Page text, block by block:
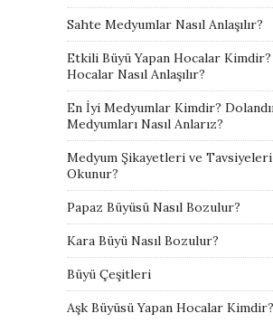
Sahte Medyumlar Nasıl Anlaşılır?
Etkili Büyü Yapan Hocalar
Hocalar Nasıl Anlaşılır?
En İyi Medyumlar Kimdir?
Medyumları Nasıl Anlarız?
Medyum Şikayetleri ve
Okunur?
Papaz Büyüsü Nasıl Bozulur?
Kara Büyü Nasıl Bozulur?
Büyü Çeşitleri
Aşk Büyüsü Yapan Hocalar Kimdir?